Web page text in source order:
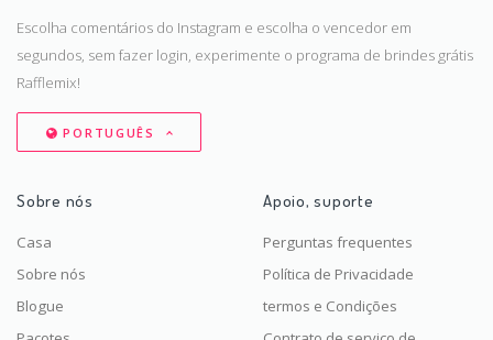
Escolha comentários do Instagram e escolha o vencedor em
segundos, sem fazer login, experimente o programa de brindes grátis
Rafflemix!
PORTUGUÊS
Sobre nós
Casa
Sobre nós
Blogue
Apoio, suporte
Perguntas frequentes
Política de Privacidade
termos e Condições